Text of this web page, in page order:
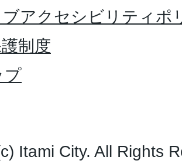
アクセシビリティポ
制度
プ
Itami City. All Rights